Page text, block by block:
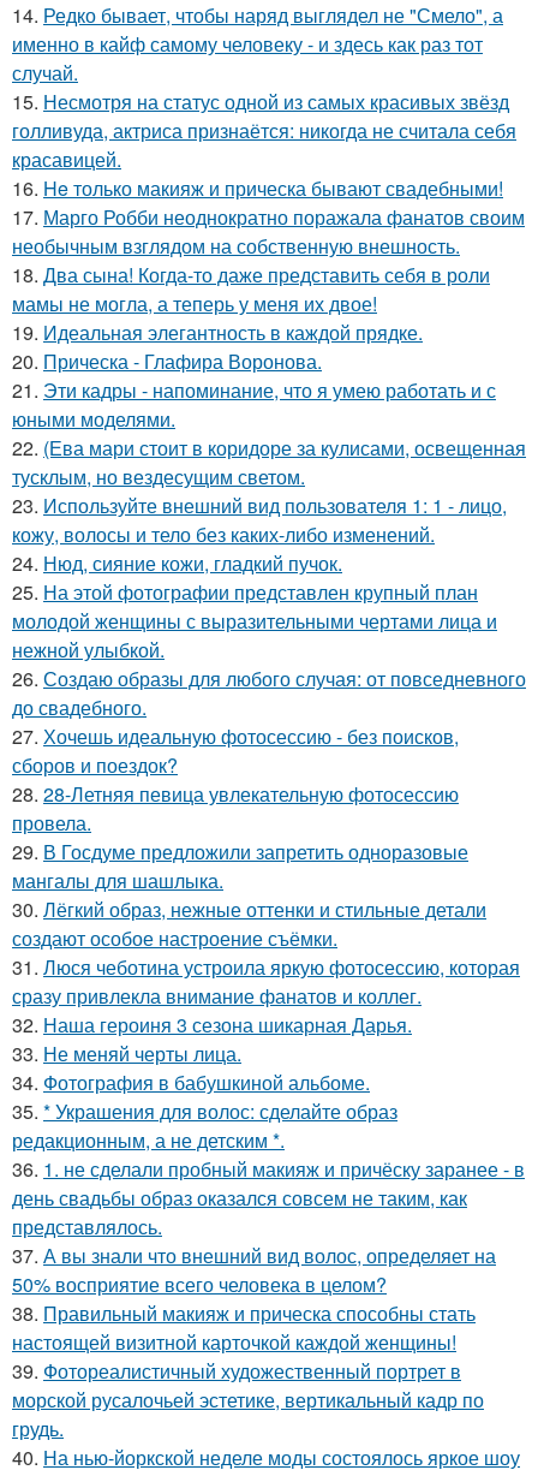
14. Редко бывает, чтобы наряд выглядел не "Смело", а
именно в кайф самому человеку - и здесь как раз тот
случай.
15. Несмотря на статус одной из самых красивых звёзд
голливуда, актриса признаётся: никогда не считала себя
красавицей.
16. He только макияж и прическа бывают свадебными!
17. Марго Робби неоднократно поражала фанатов своим
необычным взглядом на собственную внешность.
18. Два сына! Когда-то даже представить себя в роли
мамы не могла, а теперь у меня их двое!
19. Идеальная элегантность в каждой прядке.
20. Прическа - Глафира Воронова.
21. Эти кадры - напоминание, что я умею работать и с
юными моделями.
22. (Ева мари стоит в коридоре за кулисами, освещенная
тусклым, но вездесущим светом.
23. Используйте внешний вид пользователя 1: 1 - лицо,
кожу, волосы и тело без каких-либо изменений.
24. Нюд, сияние кожи, гладкий пучок.
25. На этой фотографии представлен крупный план
молодой женщины с выразительными чертами лица и
нежной улыбкой.
26. Создаю образы для любого случая: от повседневного
до свадебного.
27. Хочешь идеальную фотосессию - без поисков,
сборов и поездок?
28. 28-Летняя певица увлекательную фотосессию
провела.
29. В Госдуме предложили запретить одноразовые
мангалы для шашлыка.
30. Лёгкий образ, нежные оттенки и стильные детали
создают особое настроение съёмки.
31. Люся чеботина устроила яркую фотосессию, которая
сразу привлекла внимание фанатов и коллег.
32. Наша героиня 3 сезона шикарная Дарья.
33. Не меняй черты лица.
34. Фотография в бабушкиной альбоме.
35. * Украшения для волос: сделайте образ
редакционным, а не детским *.
36. 1. не сделали пробный макияж и причёску заранее - в
день свадьбы образ оказался совсем не таким, как
представлялось.
37. А вы знали что внешний вид волос, определяет на
50% восприятие всего человека в целом?
38. Правильный макияж и прическа способны стать
настоящей визитной карточкой каждой женщины!
39. Фотореалистичный художественный портрет в
морской русалочьей эстетике, вертикальный кадр по
грудь.
40. На нью-йоркской неделе моды состоялось яркое шоу